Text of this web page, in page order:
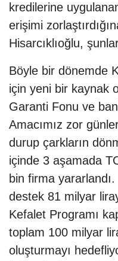
kredilerine
erişimi
Hisarcıklıoğlu,
Böyle bir dönemde
için yeni bir kaynak
Garanti Fonu ve
Amacımız zor
durup çarkların
içinde 3 aşamada
bin firma yararlandı.
destek 81 milyar
Kefalet Programı
toplam 100 milyar
oluşturmayı